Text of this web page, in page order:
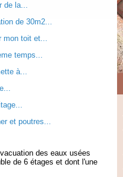
de la...
de 30m2...
mon toit et...
temps...
à...
et poutres...
des eaux usées
de 6 étages et dont l'une